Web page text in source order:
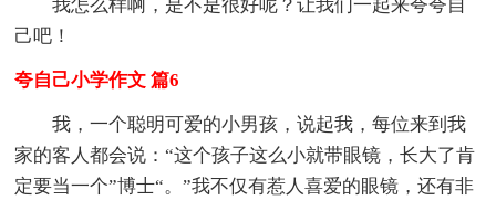
我怎么样啊，是不是很好呢？让我们一起来夸夸自
己吧！
夸自己小学作文 篇6
我，一个聪明可爱的小男孩，说起我，每位来到我
家的客人都会说：“这个孩子这么小就带眼镜，长大了肯
定要当一个”博士“。”我不仅有惹人喜爱的眼镜，还有非